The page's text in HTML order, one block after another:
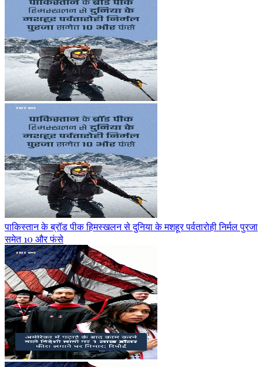
पाकिस्तान के ब्रॉड पीक हिमस्खलन से दुनिया के मशहूर पर्वतारोही निर्मल पुरजा
समेत 10 और फंसे